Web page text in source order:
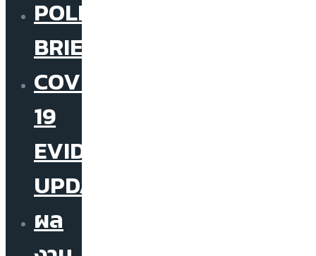
POLICY
BRIEF
COVID-
19
EVIDENCE
UPDATE
ผล